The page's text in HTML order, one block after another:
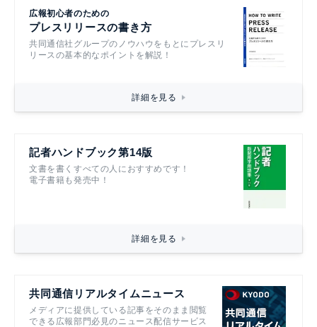
広報初心者のための
プレスリリースの書き方
共同通信社グループのノウハウをもとにプレスリ
リースの基本的なポイントを解説！
詳細を見る
記者ハンドブック第14版
文書を書くすべての人におすすめです！
電子書籍も発売中！
詳細を見る
共同通信リアルタイムニュース
メディアに提供している記事をそのまま閲覧
できる広報部門必見のニュース配信サービス